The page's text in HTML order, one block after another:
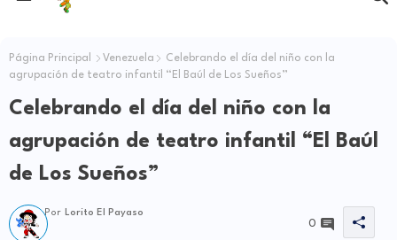
Página Principal Venezuela
Celebrando el día del niño con la
agrupación de teatro infantil “El Baúl de Los Sueños”
Celebrando el día del niño con la
agrupación de teatro infantil “El Baúl
de Los Sueños”
Por Lorito El Payaso
0